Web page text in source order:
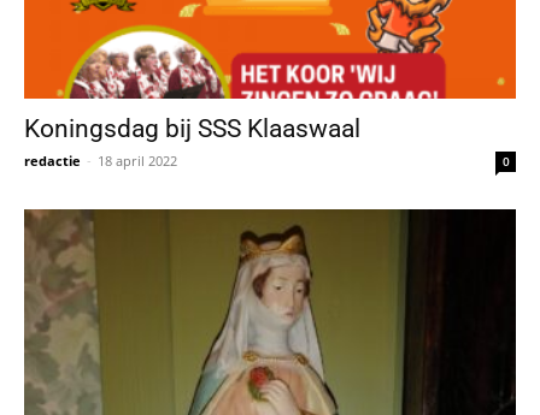
Koningsdag bij SSS Klaaswaal
redactie - 18 april 2022 0